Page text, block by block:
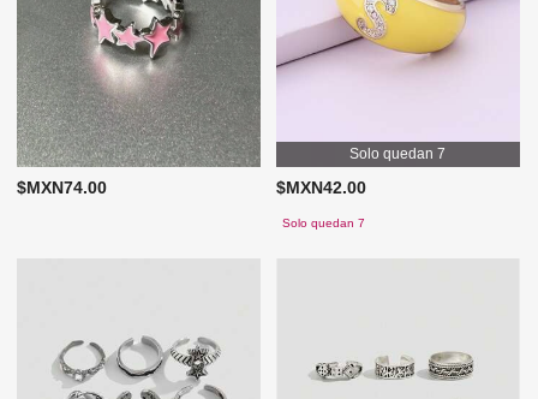
$MXN74.00
Solo quedan 7
$MXN42.00
Solo quedan 7